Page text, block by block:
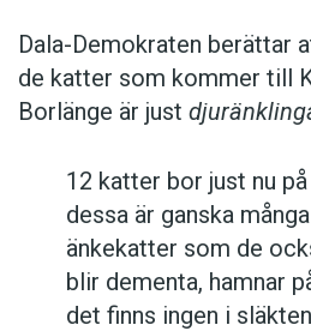
Dala-Demokraten berättar
de katter som kommer till
Borlänge är just
12 katter bor just nu
dessa är ganska
änkekatter som de
blir dementa, hamnar
det finns ingen i